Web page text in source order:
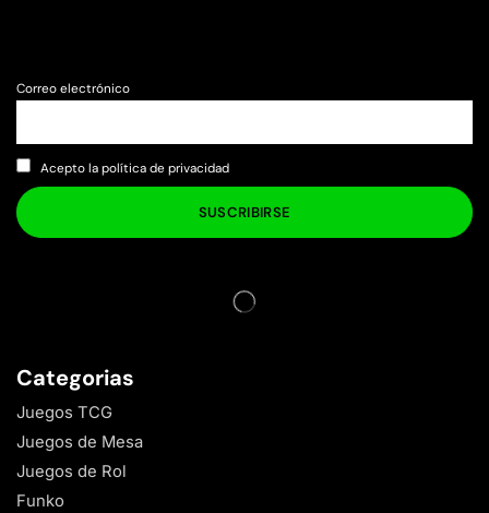
Correo electrónico
Acepto la política de privacidad
Categorias
Juegos TCG
Juegos de Mesa
Juegos de Rol
Funko